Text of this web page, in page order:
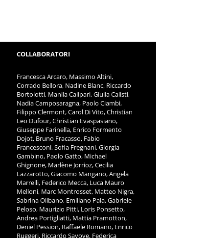
COLLABORATORI
Francesca Arcaro, Massimo Altini,
Corrado Bellora, Nadine Blanc, Riccardo
Bortolotti, Manila Calipari, Giulia Calisti,
Nadia Camposaragna, Paolo Ciambi,
Filippo Clermont, Carol Di Vito, Christian
Leo Dufour, Christian Evaspasiano,
Giuseppe Farinella, Enrico Formento
Dojot, Bruno Fracasso, Fabio
Francesconi, Sofia Fregnani, Giorgia
Gambino, Paolo Gatto, Michael
Ghignone, Marlène Jorrioz, Cecilia
Lazzarotto, Giacomo Mangano, Angela
Marrelli, Federico Mecca, Luca Mauro
Melloni, Marc Montrosset, Matteo Nigra,
Sabrina Olibano, Emiliano Pala, Gabriele
Peloso, Maurizio Pitti, Loris Ponsetto,
Andrea Portigliatti, Mattia Pramotton,
Deniel Pession, Raffaele Romano, Enrico
Ruggeri, Riccardo Savoye, Federica